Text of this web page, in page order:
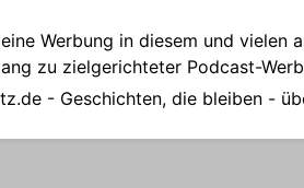
Werbung in diesem und vielen
zu zielgerichteter Podcast-
- Geschichten, die bleiben -